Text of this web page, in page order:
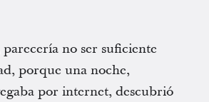
no ser suficiente
porque una noche,
por internet, descubrió